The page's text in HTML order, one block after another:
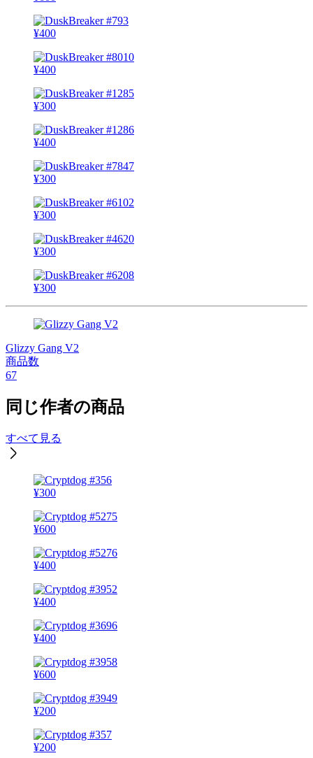
¥400
¥400
¥300
¥400
¥300
¥300
¥300
¥300
Glizzy Gang V2
商品数
67
同じ作者の商品
すべて見る
¥300
¥600
¥400
¥400
¥400
¥600
¥200
¥200